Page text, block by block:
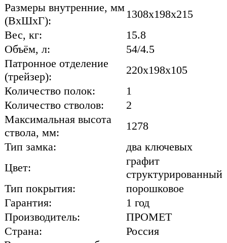
Размеры внутренние, мм
(ВхШхГ):
1308x198x215
Вес, кг:
15.8
Объём, л:
54/4.5
Патронное отделение
(трейзер):
220x198x105
Количество полок:
1
Количество стволов:
2
Максимальная высота
ствола, мм:
1278
Тип замка:
два ключевых
Цвет:
графит
структурированный
Тип покрытия:
порошковое
Гарантия:
1 год
Производитель:
ПРОМЕТ
Страна:
Россия